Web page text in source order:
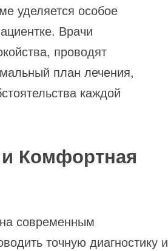
уделяется особое
Врачи
проводят
план лечения,
каждой
Комфортная
современным
точную диагностику и